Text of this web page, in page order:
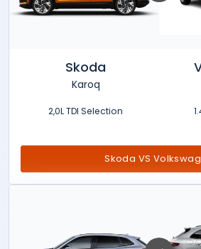
Skoda
Karoq
2,0L TDI Selection
Skoda VS